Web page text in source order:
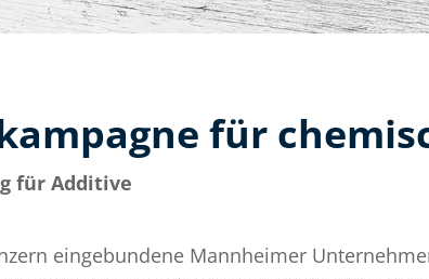
für
für Additive
eingebundene Mannheimer